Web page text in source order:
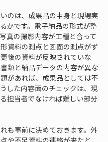
のは、成果品の中身と現場実
かです。電子納品の形式が整
真の撮影内容が工種と合って
資料の測点と図面の測点がず
後の資料が反映されていな
類と納品データの内容が異な
があれば、成果品としては不
した内容面のチェックは、現
担当者でなければ難しい部分
も事前に決めておきます。外
や不足資料の連絡が来たと